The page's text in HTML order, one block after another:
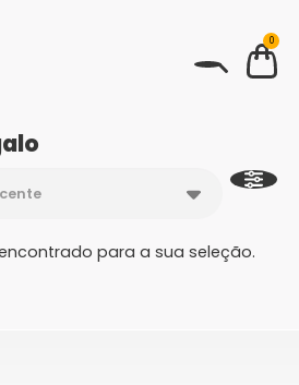
0
para a sua seleção.